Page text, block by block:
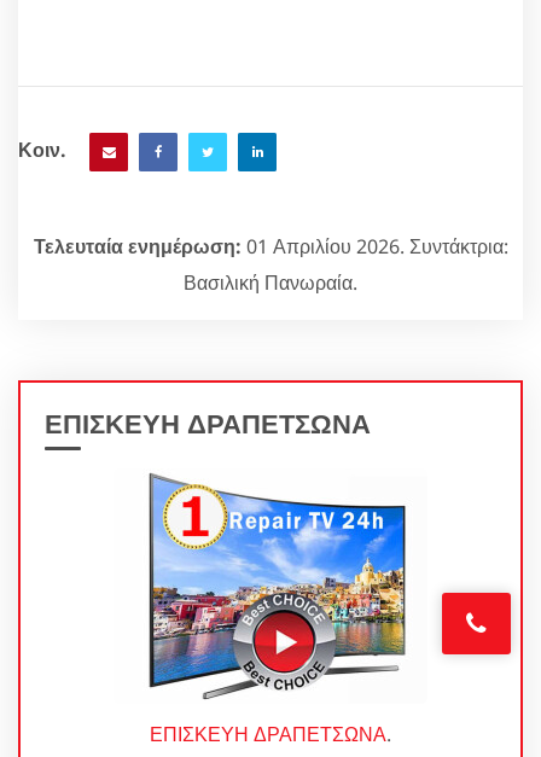
Κοιν.
Τελευταία ενημέρωση: 01 Απριλίου 2026. Συντάκτρια:
Βασιλική Πανωραία.
ΕΠΙΣΚΕΥΗ ΔΡΑΠΕΤΣΩΝΑ
ΕΠΙΣΚΕΥΗ ΔΡΑΠΕΤΣΩΝΑ.